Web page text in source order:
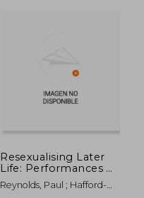
Resexualising Later
Life: Performances of
Older Sexual and
Intimate Citizenship
Reynolds, Paul ; Hafford-